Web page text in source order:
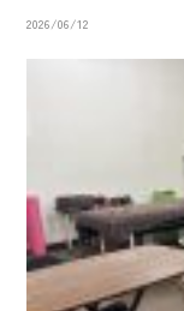
2026/06/12